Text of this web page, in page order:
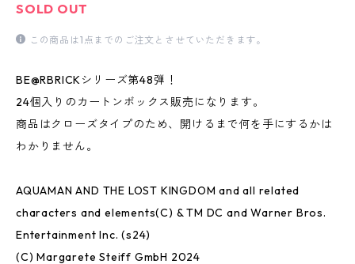
SOLD OUT
この商品は1点までのご注文とさせていただきます。
BE@RBRICKシリーズ第48弾！
24個入りのカートンボックス販売になります。
商品はクローズタイプのため、開けるまで何を手にするかは
わかりません。
AQUAMAN AND THE LOST KINGDOM and all related
characters and elements(C) & TM DC and Warner Bros.
Entertainment Inc. (s24)
(C) Margarete Steiff GmbH 2024